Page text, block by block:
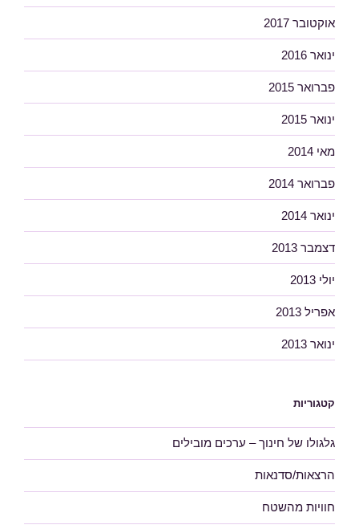
אוקטובר 2017
ינואר 2016
פברואר 2015
ינואר 2015
מאי 2014
פברואר 2014
ינואר 2014
דצמבר 2013
יולי 2013
אפריל 2013
ינואר 2013
קטגוריות
גלגולו של חינוך – ערכים מובילים
הרצאות/סדנאות
חוויות מהשטח